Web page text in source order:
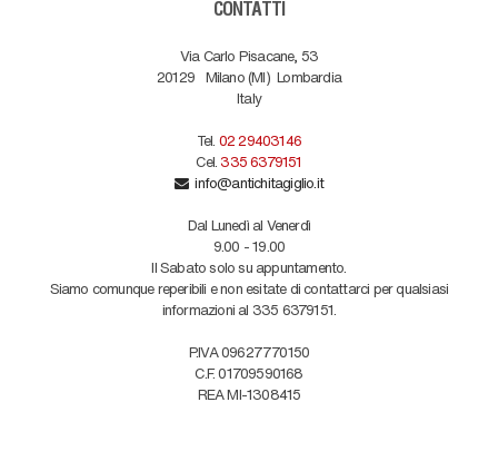
CONTATTI
Via Carlo Pisacane, 53
20129 Milano (MI) Lombardia
Italy
Tel. 02 29403146
Cel. 335 6379151
info@antichitagiglio.it
Dal Lunedì al Venerdì
9.00 - 19.00
Il Sabato solo su appuntamento.
Siamo comunque reperibili e non esitate di contattarci per qualsiasi
informazioni al 335 6379151.
P.IVA 09627770150
C.F. 01709590168
REA MI-1308415